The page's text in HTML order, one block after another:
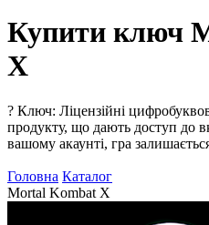
Купити ключ
X
? Ключ: Ліцензійні
продукту, що дають доступ до
вашому акаунті, гра
Головна Каталог
Mortal Kombat X